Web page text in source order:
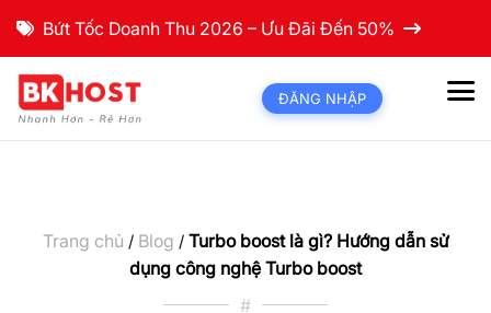
Bứt Tốc Doanh Thu 2026 – Ưu Đãi Đến 50%
ĐĂNG NHẬP
Trang chủ / Blog / Turbo boost là gì? Hướng dẫn sử
dụng công nghệ Turbo boost
#